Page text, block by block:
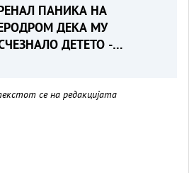
пречка во тоа
ПАНИКА НА
ДЕКА МУ
ДЕТЕТО -
се на редакцијата